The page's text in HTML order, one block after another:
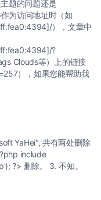
题的问题还是
为访问地址时（如
），文章中
?
Clouds等）上的链接
），如果您能帮助我
YaHei", 共有两处删除
include
?> 删除。 3. 不知。